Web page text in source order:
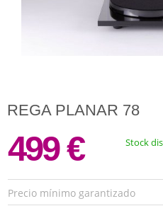
REGA PLANAR 78
499 € Stock
Precio mínimo garantizado